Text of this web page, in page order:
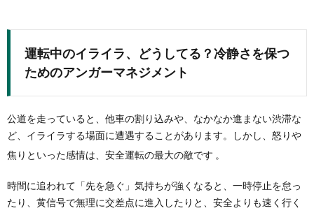
運転中のイライラ、どうしてる？冷静さを保つ
ためのアンガーマネジメント
公道を走っていると、他車の割り込みや、なかなか進まない渋滞な
ど、イライラする場面に遭遇することがあります。しかし、怒りや
焦りといった感情は、安全運転の最大の敵です 。
時間に追われて「先を急ぐ」気持ちが強くなると、一時停止を怠っ
たり、黄信号で無理に交差点に進入したりと、安全よりも速く行く